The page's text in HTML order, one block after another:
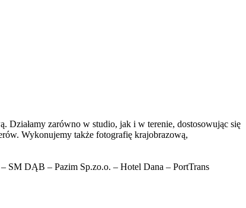
Działamy zarówno w studio, jak i w terenie, dostosowując się
Wykonujemy także fotografię krajobrazową,
SM DĄB – Pazim Sp.zo.o. – Hotel Dana – PortTrans